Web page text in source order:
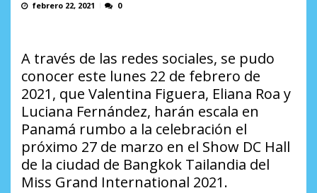
febrero 22, 2021 0
A través de las redes sociales, se pudo
conocer este lunes 22 de febrero de
2021, que Valentina Figuera, Eliana Roa y
Luciana Fernández, harán escala en
Panamá rumbo a la celebración el
próximo 27 de marzo en el Show DC Hall
de la ciudad de Bangkok Tailandia del
Miss Grand International 2021.